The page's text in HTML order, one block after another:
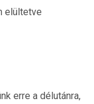
elültetve
erre a délutánra,